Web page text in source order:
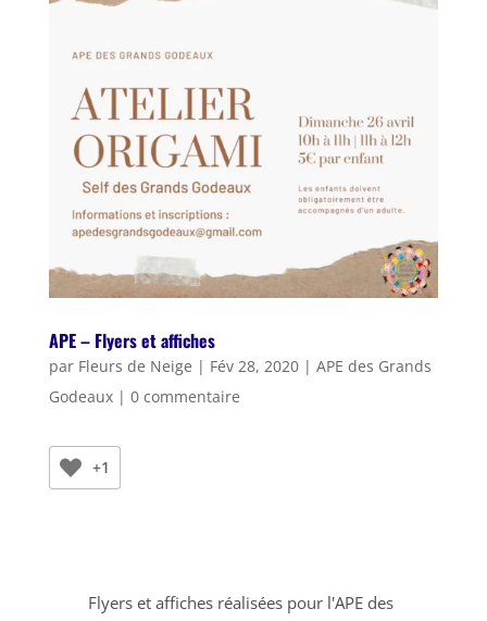
APE – Flyers et affiches
par Fleurs de Neige | Fév 28, 2020| APE des Grands
Godeaux| 0 commentaire
+1
Flyers et affiches réalisées pour l'APE des